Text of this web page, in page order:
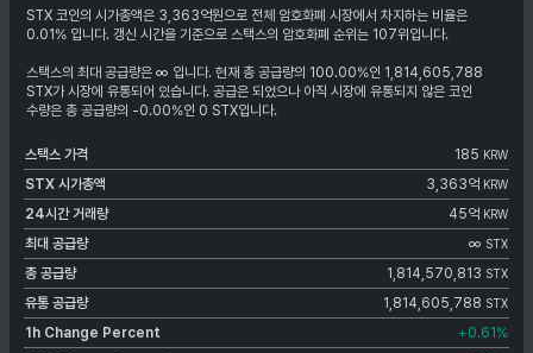
STX 코인의 시가총액은 3,363억원으로 전체 암호화폐 시장에서 차지하는 비율은
0.01% 입니다. 갱신 시간을 기준으로 스택스의 암호화폐 순위는 107위입니다.
스택스의 최대 공급량은 ∞ 입니다. 현재 총 공급량의 100.00%인 1,814,605,788
STX가 시장에 유통되어 있습니다. 공급은 되었으나 아직 시장에 유통되지 않은 코인
수량은 총 공급량의 -0.00%인 0 STX입니다.
스택스 가격 185 KRW
STX 시가총액 3,363억 KRW
24시간 거래량 45억 KRW
최대 공급량 ∞ STX
총 공급량 1,814,570,813 STX
유통 공급량 1,814,605,788 STX
1h Change Percent +0.61 %